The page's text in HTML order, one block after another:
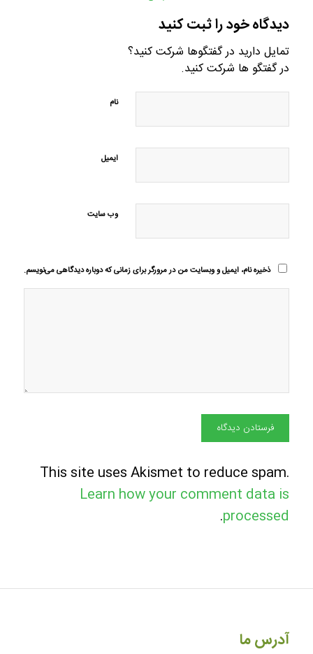
دیدگاه خود را ثبت کنید
تمایل دارید در گفتگوها شرکت کنید؟
در گفتگو ها شرکت کنید.
نام
ایمیل
وب‌ سایت
ذخیره نام، ایمیل و وبسایت من در مرورگر برای زمانی که دوباره دیدگاهی می‌نویسم.
This site uses Akismet to reduce spam.
Learn how your comment data is
processed
.
آدرس ما